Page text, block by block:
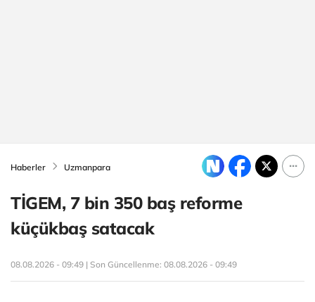
Haberler Uzmanpara
TİGEM, 7 bin 350 baş reforme
küçükbaş satacak
08.08.2026 - 09:49 | Son Güncellenme: 08.08.2026 - 09:49